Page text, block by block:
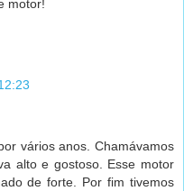
motor!
vários anos. Chamávamos
alto e gostoso. Esse motor
de forte. Por fim tivemos